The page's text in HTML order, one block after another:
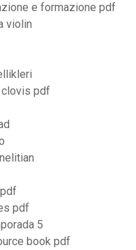
e formazione pdf
violin
clovis pdf
pdf
5
book pdf